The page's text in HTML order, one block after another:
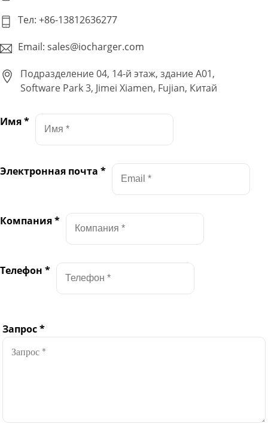
Тел: +86-13812636277
Email: sales@iocharger.com
Подразделение 04, 14-й этаж, здание A01,
Software Park 3, Jimei Xiamen, Fujian, Китай
Имя*
Электронная почта *
Компания*
Телефон *
Запрос*